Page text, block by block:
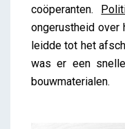
coöperanten.
ongerustheid over
leidde tot het
was er een
bouwmaterialen.